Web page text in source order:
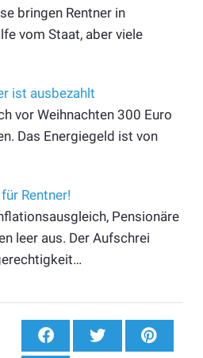
bringen Rentner in
vom Staat, aber viele
ist ausbezahlt
vor Weihnachten 300 Euro
Das Energiegeld ist von
Rentner!
Pensionäre
leer aus. Der Aufschrei